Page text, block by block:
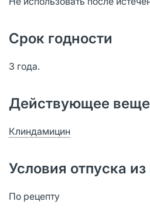
Срок годности
3 года.
Действующее
Клиндамицин
Условия отпуска из
По рецепту